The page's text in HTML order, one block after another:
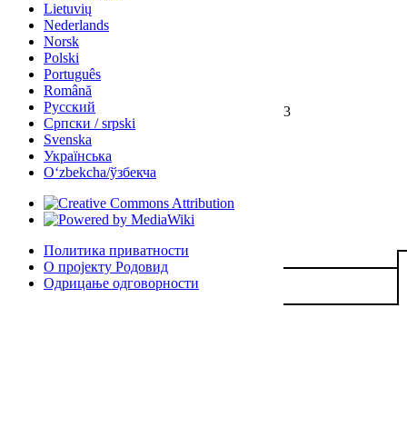
3
Lietuvių
Nederlands
Norsk
Polski
Português
Română
Русский
Српски / srpski
Svenska
Українська
Oʻzbekcha/ўзбекча
Политика приватности
О пројекту Родовид
Одрицање одговорности